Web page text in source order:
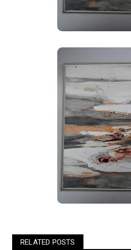
RELATED POSTS